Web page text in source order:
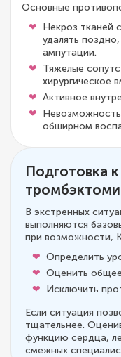
Основные
Некроз тканей
удалять
ампутации.
Тяжелые
хирургическое
Активное
обширном
Подготовка
В экстренных
выполняются
при возможности,
Определить
Оценить
Исключить
Если ситуация
тщательнее.
функцию сердца,
смежных